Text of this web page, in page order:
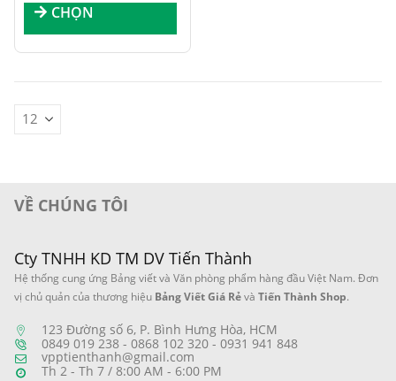
CHỌN
Sản
nhiều
biến
thể.
Các
thể
trên
trang
sản
VỀ CHÚNG TÔI
Cty TNHH KD TM DV Tiến Thành
Hệ thống cung ứng Bảng viết và Văn phòng phẩm hàng đầu Việt Nam. Đơn
vị chủ quản của thương hiệu Bảng Viết Giá Rẻvà Tiến Thành Shop.
123 Đường số 6, P. Bình Hưng Hòa, HCM
0849 019 238 - 0868 102 320 - 0931 941 848
vpptienthanh@gmail.com
Th 2 - Th 7 / 8:00 AM - 6:00 PM